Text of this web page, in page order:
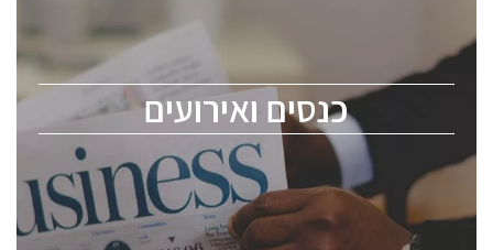
כנסים ואירועים
לכל העוסקים בתעשיית הסמיקונדקטור כולל מהנדסים,
ChipEx2026 will be held on May 12-13, 2026. The
conference is intended for everyone involved in the
semiconductor industry, including engineers,
professional experts, and senior executives.